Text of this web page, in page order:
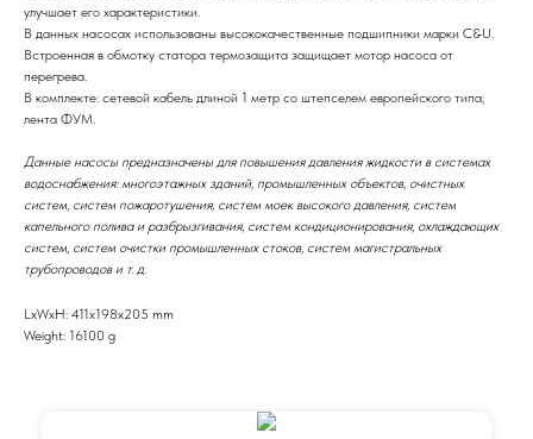
улучшает его характеристики.
В данных насосах использованы высококачественные подшипники марки C&U.
Встроенная в обмотку статора термозащита защищает мотор насоса от
перегрева.
В комплекте: сетевой кабель длиной 1 метр со штепселем европейского типа;
лента ФУМ.
Данные насосы предназначены для повышения давления жидкости в системах
водоснабжения: многоэтажных зданий, промышленных объектов, очистных
систем, систем пожаротушения, систем моек высокого давления, систем
капельного полива и разбрызгивания, систем кондиционирования, охлаждающих
систем, систем очистки промышленных стоков, систем магистральных
трубопроводов и т. д.
LxWxH: 411x198x205 mm
Weight: 16100 g